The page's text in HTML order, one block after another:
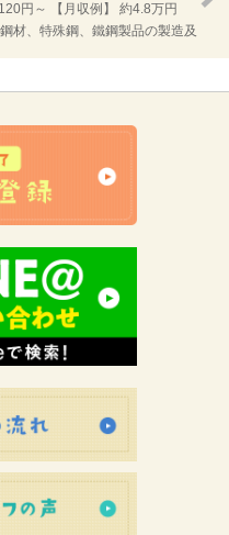
円～ 【月収例】 約4.8万円
×10日
材、特殊鋼、鐵鋼製品の製造及